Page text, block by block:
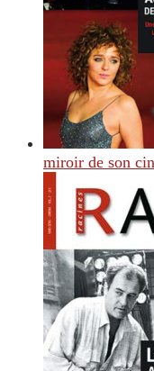
miroir de son